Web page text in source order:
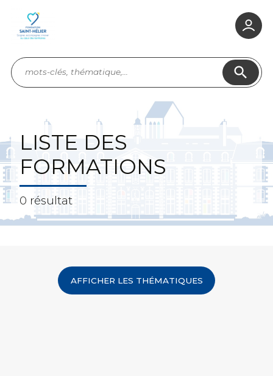
search
LISTE DES
FORMATIONS
0 résultat
AFFICHER LES THÉMATIQUES